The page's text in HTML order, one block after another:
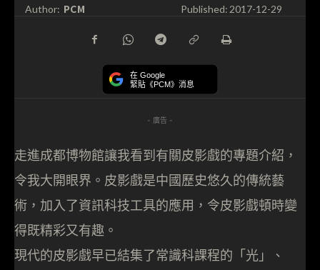
Author: PCM Published:2017-12-29
在 Google
緊貼《PCM》消息
- 廣告 -
走進成都博物館讓我看到有關皮影戲的專題介紹，
令我大開眼界。皮影戲是中國歷史悠久的傳統藝
術，加入了資訊科技工具的應用，令皮影戲頓時變
得既精彩又有趣。
現代的皮影戲早已結集了常識科課程的「光」、